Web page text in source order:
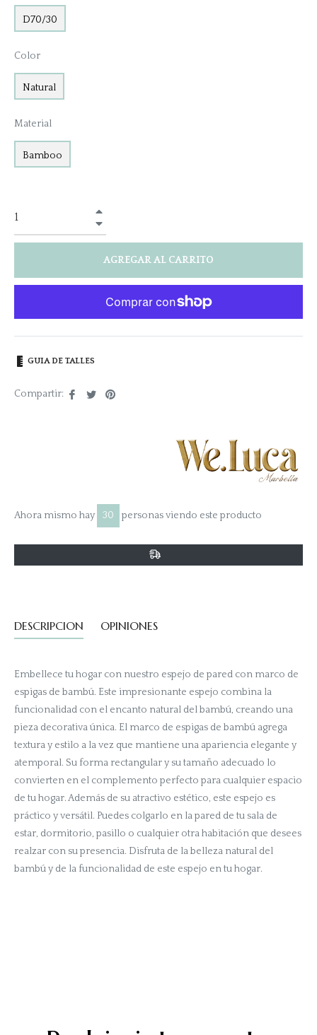
D70/30
Color
Natural
Material
Bamboo
AGREGAR AL CARRITO
GUIA DE TALLES
Compartir:
Compartir
TuitearPinear
Ahora mismo hay 25 personas viendo este producto
DESCRIPCION OPINIONES
Embellece tu hogar con nuestro espejo de pared con marco de
espigas de bambú. Este impresionante espejo combina la
funcionalidad con el encanto natural del bambú, creando una
pieza decorativa única. El marco de espigas de bambú agrega
textura y estilo a la vez que mantiene una apariencia elegante y
atemporal. Su forma rectangular y su tamaño adecuado lo
convierten en el complemento perfecto para cualquier espacio
de tu hogar. Además de su atractivo estético, este espejo es
práctico y versátil. Puedes colgarlo en la pared de tu sala de
estar, dormitorio, pasillo o cualquier otra habitación que desees
realzar con su presencia. Disfruta de la belleza natural del
bambú y de la funcionalidad de este espejo en tu hogar.